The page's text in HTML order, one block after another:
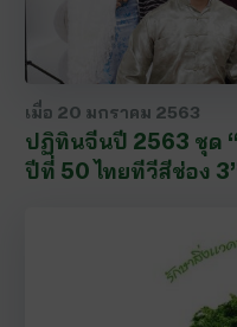
เมื่อ 20 มกราคม 2563
ปฏิทินจีนปี 2563 ชุด
ปีที่ 50 ไทยทีวีสีช่อง